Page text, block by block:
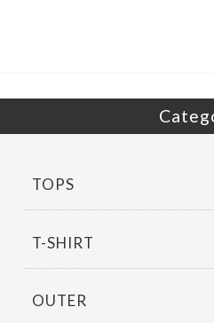
TOPS
T-SHIRT
OUTER